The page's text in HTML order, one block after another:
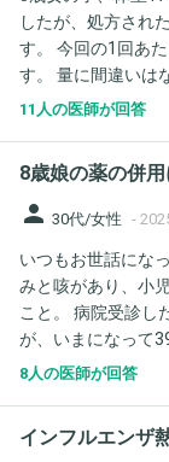
にまたかかったと
したが、処方され
す。 今回の1回あ
す。 量に間違いは
11人の医師が回答
8歳娘の薬の併
person 30代/女性 -
いつもお世話にな
みと咳があり、小
こと。 病院受診し
が、いまになって
市販の解熱剤を使
か？
8人の医師が回答
インフルエンザ